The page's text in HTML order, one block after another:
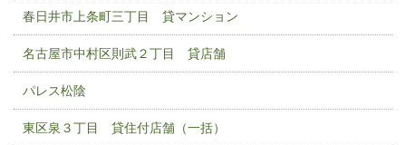
春日井市上条町三丁目 貸マンション
名古屋市中村区則武２丁目 貸店舗
パレス松陰
東区泉３丁目 貸住付店舗（一括）